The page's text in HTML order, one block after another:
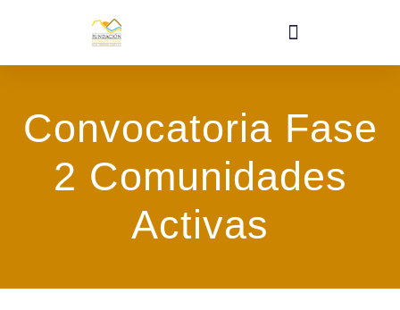
Convocatoria Fase
2 Comunidades
Activas